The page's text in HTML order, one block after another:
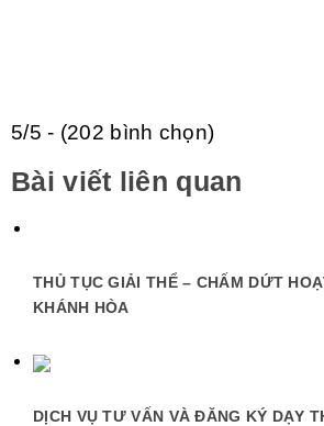
5/5 - (202 bình chọn)
Bài viết liên quan
THỦ TỤC GIẢI THỂ – CHẤM DỨT
KHÁNH HÒA
DỊCH VỤ TƯ VẤN VÀ ĐĂNG KÝ DẠY